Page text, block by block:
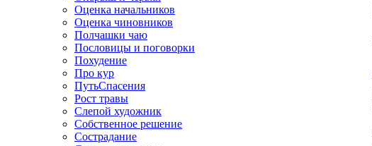
Оценка начальников
Оценка чиновников
Полчашки чаю
Пословицы и поговорки
Похудение
Про кур
ПутьСпасения
Рост травы
Слепой художник
Собственное решение
Сострадание